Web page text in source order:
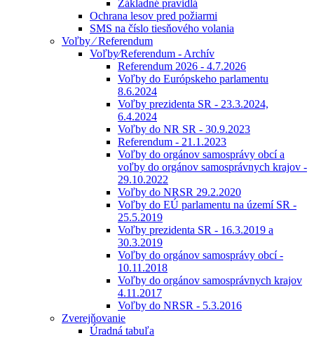
Základné pravidlá
Ochrana lesov pred požiarmi
SMS na číslo tiesňového volania
Voľby ⁄ Referendum
Voľby⁄Referendum - Archív
Referendum 2026 - 4.7.2026
Voľby do Európskeho parlamentu
8.6.2024
Voľby prezidenta SR - 23.3.2024,
6.4.2024
Voľby do NR SR - 30.9.2023
Referendum - 21.1.2023
Voľby do orgánov samosprávy obcí a
voľby do orgánov samosprávnych krajov -
29.10.2022
Voľby do NRSR 29.2.2020
Voľby do EÚ parlamentu na území SR -
25.5.2019
Voľby prezidenta SR - 16.3.2019 a
30.3.2019
Voľby do orgánov samosprávy obcí -
10.11.2018
Voľby do orgánov samosprávnych krajov
4.11.2017
Voľby do NRSR - 5.3.2016
Zverejňovanie
Úradná tabuľa